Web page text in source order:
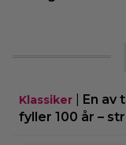
Klassiker
En av
fyller 100 år –